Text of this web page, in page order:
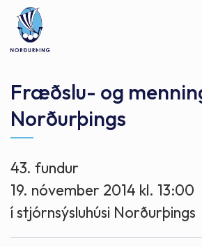
Leita
Fræðslu- og
Norðurþings
43. fundur
19. nóvember 2014 kl. 13:00
í stjórnsýsluhúsi Norðurþings